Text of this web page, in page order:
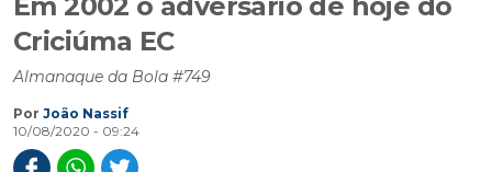
Criciúma EC
Almanaque da Bola #749
Por João Nassif
10/08/2020 - 09:24